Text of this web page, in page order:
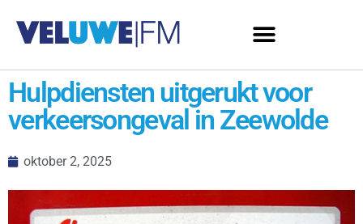
Hulpdiensten uitgerukt voor
verkeersongeval in Zeewolde
oktober 2, 2025